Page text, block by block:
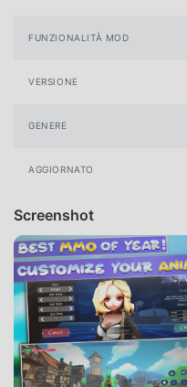
FUNZIONALITÀ MOD
VERSIONE
GENERE
AGGIORNATO
Screenshot